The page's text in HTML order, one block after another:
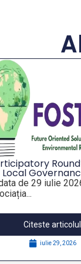
Anunț în
„Servicii de
orientare
angajaților din
publice
Valoarea estimata
Valoarea totală
Citeste
iulie 29,